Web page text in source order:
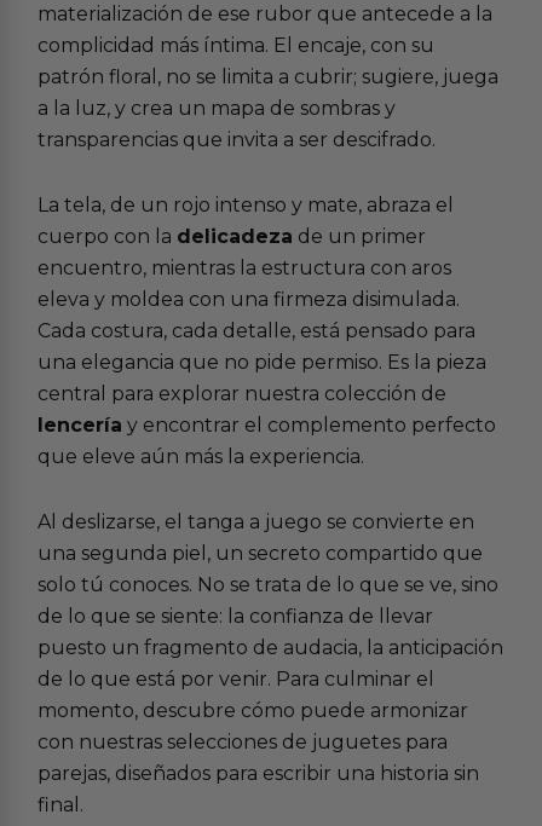
materialización de ese rubor que antecede a la
complicidad más íntima. El encaje, con su
patrón floral, no se limita a cubrir; sugiere, juega
a la luz, y crea un mapa de sombras y
transparencias que invita a ser descifrado.
La tela, de un rojo intenso y mate, abraza el
cuerpo con la delicadeza de un primer
encuentro, mientras la estructura con aros
eleva y moldea con una firmeza disimulada.
Cada costura, cada detalle, está pensado para
una elegancia que no pide permiso. Es la pieza
central para explorar nuestra colección de
lencería y encontrar el complemento perfecto
que eleve aún más la experiencia.
Al deslizarse, el tanga a juego se convierte en
una segunda piel, un secreto compartido que
solo tú conoces. No se trata de lo que se ve, sino
de lo que se siente: la confianza de llevar
puesto un fragmento de audacia, la anticipación
de lo que está por venir. Para culminar el
momento, descubre cómo puede armonizar
con nuestras selecciones de juguetes para
parejas, diseñados para escribir una historia sin
final.